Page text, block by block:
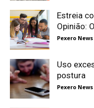
Estreia
Opinião:
Pexero News
Uso
postura
Pexero News